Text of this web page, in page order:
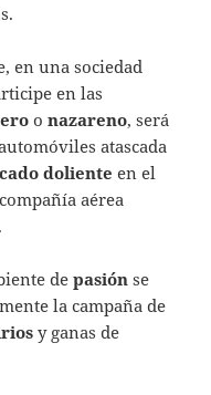
en una sociedad
en las
onazareno, será
atascada
doliente en el
aérea
depasiónse
la campaña de
y ganas de